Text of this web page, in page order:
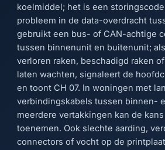
koelmiddel; het is een
probleem in de data-overdracht
gebruikt een bus- of CAN-achtige
tussen binnenunit en buitenunit;
verloren raken, beschadigd raken
laten wachten, signaleert de
en toont CH 07. In woningen met
verbindingskabels tussen binnen-
meerdere vertakkingen kan de
toenemen. Ook slechte aarding,
connectors of vocht op de